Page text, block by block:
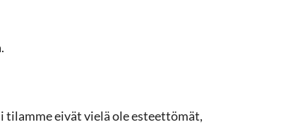
eivät vielä ole es­teet­tö­mät,